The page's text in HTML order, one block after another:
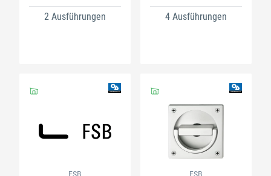
2 Ausführungen 4 Ausführungen